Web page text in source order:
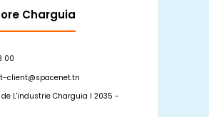
Charguia
00
client@spacenet.tn
de L'industrie Charguia I 2035 -